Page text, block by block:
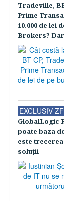
Tradeville,
Prime
10.000 de lei
Brokers?
EXCLUSIV
GlobalLogic
poate baza
este
soluţii